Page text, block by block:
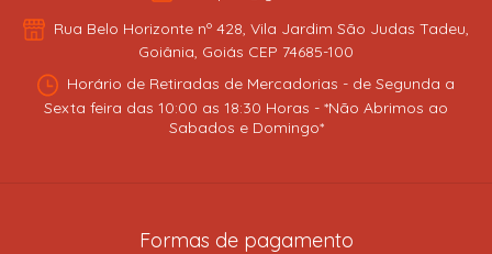
Rua Belo Horizonte nº 428, Vila Jardim São Judas Tadeu,
Goiânia, Goiás CEP 74685-100
Horário de Retiradas de Mercadorias - de Segunda a
Sexta feira das 10:00 as 18:30 Horas - *Não Abrimos ao
Sabados e Domingo*
Formas de pagamento